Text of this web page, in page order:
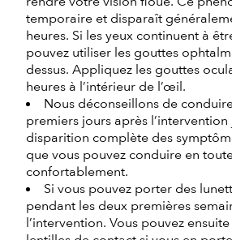
temporaire et disparaît
heures. Si les yeux continuent à
pouvez utiliser les gouttes
dessus. Appliquez les gouttes
heures à l’intérieur de l’œil.
Nous déconseillons de
premiers jours après l’intervention
disparition complète des
que vous pouvez conduire en
confortablement.
Si vous pouvez porter des
pendant les deux premières
l’intervention. Vous pouvez